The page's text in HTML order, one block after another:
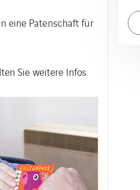
eine Patenschaft für
Sie weitere Infos.